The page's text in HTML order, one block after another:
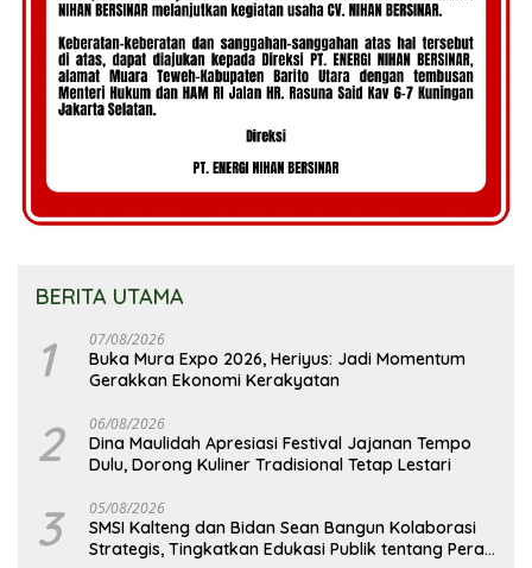
BERITA UTAMA
1 07/08/2026
Buka Mura Expo 2026, Heriyus: Jadi Momentum
Gerakkan Ekonomi Kerakyatan
2 06/08/2026
Dina Maulidah Apresiasi Festival Jajanan Tempo
Dulu, Dorong Kuliner Tradisional Tetap Lestari
3 05/08/2026
SMSI Kalteng dan Bidan Sean Bangun Kolaborasi
Strategis, Tingkatkan Edukasi Publik tentang Peran